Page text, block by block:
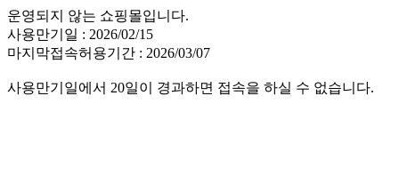
운영되지 않는 쇼핑몰입니다.
사용만기일 : 2026/02/15
마지막접속허용기간 : 2026/03/07
사용만기일에서 20일이 경과하면 접속을 하실 수 없습니다.